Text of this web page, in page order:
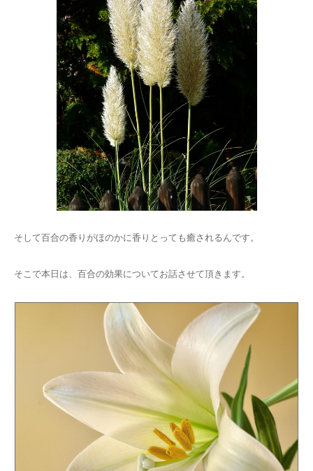
そして百合の香りがほのかに香りとっても癒されるんです。
そこで本日は、百合の効果についてお話させて頂きます。